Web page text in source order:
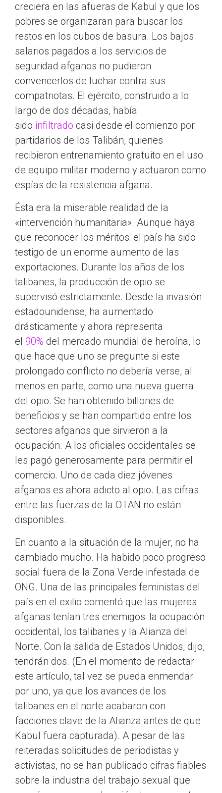
creciera en las afueras de Kabul y que los
pobres se organizaran para buscar los
restos en los cubos de basura. Los bajos
salarios pagados a los servicios de
seguridad afganos no pudieron
convencerlos de luchar contra sus
compatriotas. El ejército, construido a lo
largo de dos décadas, había
sido infiltrado casi desde el comienzo por
partidarios de los Talibán, quienes
recibieron entrenamiento gratuito en el uso
de equipo militar moderno y actuaron como
espías de la resistencia afgana.
Ésta era la miserable realidad de la
«intervención humanitaria». Aunque haya
que reconocer los méritos: el país ha sido
testigo de un enorme aumento de las
exportaciones. Durante los años de los
talibanes, la producción de opio se
supervisó estrictamente. Desde la invasión
estadounidense, ha aumentado
drásticamente y ahora representa
el 90% del mercado mundial de heroína, lo
que hace que uno se pregunte si este
prolongado conflicto no debería verse, al
menos en parte, como una nueva guerra
del opio. Se han obtenido billones de
beneficios y se han compartido entre los
sectores afganos que sirvieron a la
ocupación. A los oficiales occidentales se
les pagó generosamente para permitir el
comercio. Uno de cada diez jóvenes
afganos es ahora adicto al opio. Las cifras
entre las fuerzas de la OTAN no están
disponibles.
En cuanto a la situación de la mujer, no ha
cambiado mucho. Ha habido poco progreso
social fuera de la Zona Verde infestada de
ONG. Una de las principales feministas del
país en el exilio comentó que las mujeres
afganas tenían tres enemigos: la ocupación
occidental, los talibanes y la Alianza del
Norte. Con la salida de Estados Unidos, dijo,
tendrán dos. (En el momento de redactar
este artículo, tal vez se pueda enmendar
por uno, ya que los avances de los
talibanes en el norte acabaron con
facciones clave de la Alianza antes de que
Kabul fuera capturada). A pesar de las
reiteradas solicitudes de periodistas y
activistas, no se han publicado cifras fiables
sobre la industria del trabajo sexual que